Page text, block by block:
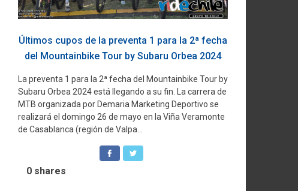
Últimos cupos de la preventa 1 para la 2ª fecha
del Mountainbike Tour by Subaru Orbea 2024
La preventa 1 para la 2ª fecha del Mountainbike Tour by
Subaru Orbea 2024 está llegando a su fin. La carrera de
MTB organizada por Demaria Marketing Deportivo se
realizará el domingo 26 de mayo en la Viña Veramonte
de Casablanca (región de Valpa...
0 shares